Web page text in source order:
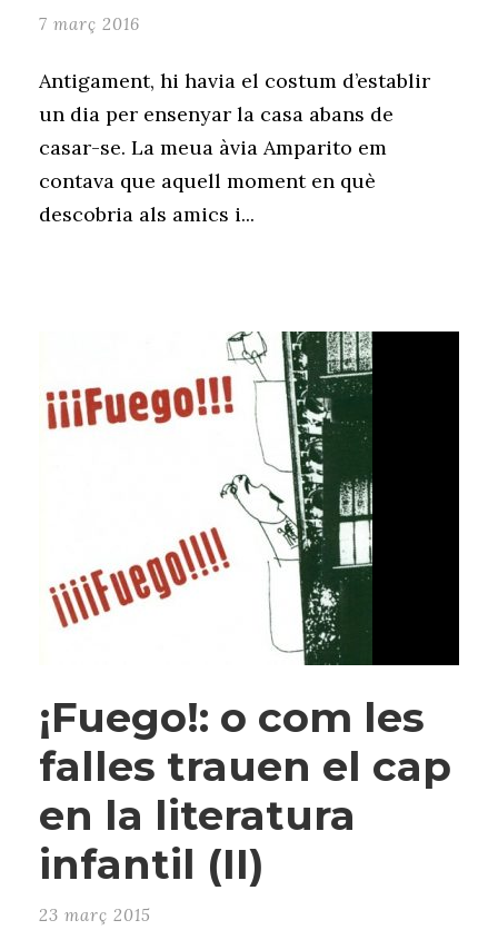
7 març 2016
Antigament, hi havia el costum d’establir
un dia per ensenyar la casa abans de
casar-se. La meua àvia Amparito em
contava que aquell moment en què
descobria als amics i...
¡Fuego!: o com les
falles trauen el cap
en la literatura
infantil (II)
23 març 2015